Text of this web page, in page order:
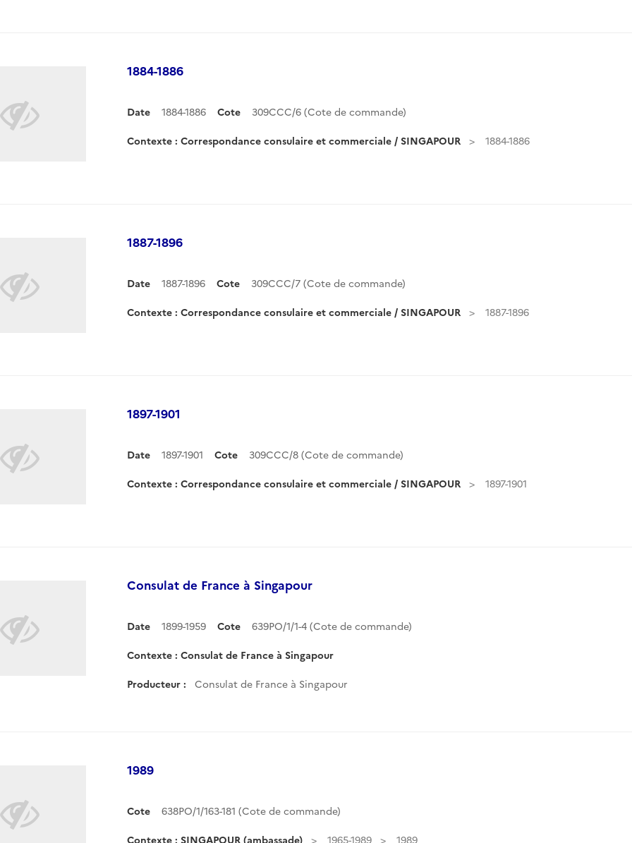
1884-1886
Date 1884-1886 Cote 309CCC/6 (Cote de commande)
Contexte : Correspondance consulaire et commerciale / SINGAPOUR 1884-1886
1887-1896
Date 1887-1896 Cote 309CCC/7 (Cote de commande)
Contexte : Correspondance consulaire et commerciale / SINGAPOUR 1887-1896
1897-1901
Date 1897-1901 Cote 309CCC/8 (Cote de commande)
Contexte : Correspondance consulaire et commerciale / SINGAPOUR 1897-1901
Consulat de France à Singapour
Date 1899-1959 Cote 639PO/1/1-4 (Cote de commande)
Contexte : Consulat de France à Singapour
Producteur : Consulat de France à Singapour
1989
Cote 638PO/1/163-181 (Cote de commande)
Contexte : SINGAPOUR (ambassade) 1965-1989 1989